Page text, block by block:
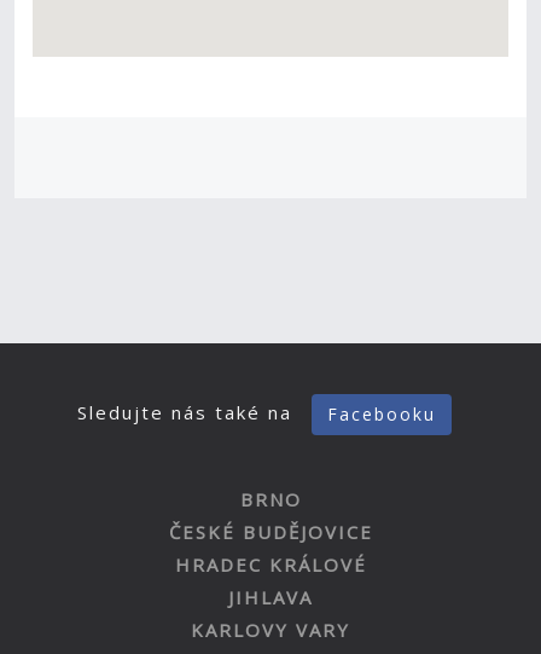
Sledujte nás také na Facebooku
BRNO
ČESKÉ BUDĚJOVICE
HRADEC KRÁLOVÉ
JIHLAVA
KARLOVY VARY